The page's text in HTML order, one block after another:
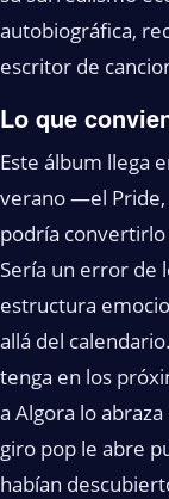
autobiográfica,
escritor de
Lo que
Este álbum llega
verano —el
podría
Sería un error de
estructura
allá del
tenga en los
a Algora lo
giro pop le abre
habían